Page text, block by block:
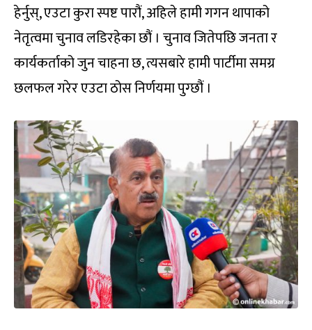
हेर्नुस्, एउटा कुरा स्पष्ट पारौं, अहिले हामी गगन थापाको
नेतृत्वमा चुनाव लडिरहेका छौं । चुनाव जितेपछि जनता र
कार्यकर्ताको जुन चाहना छ, त्यसबारे हामी पार्टीमा समग्र
छलफल गरेर एउटा ठोस निर्णयमा पुग्छौं ।